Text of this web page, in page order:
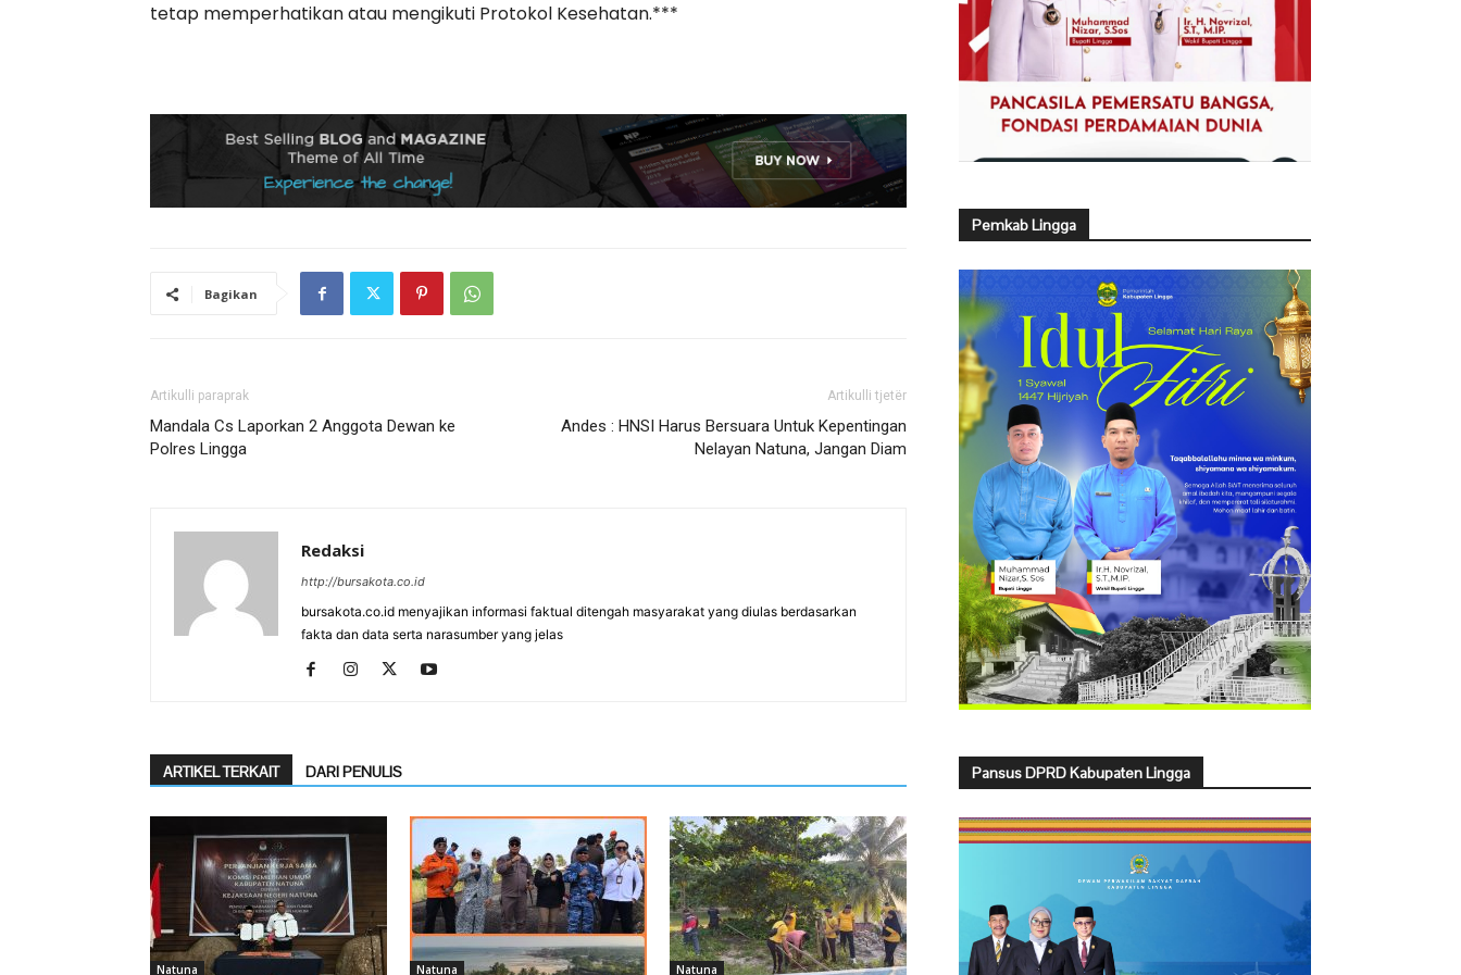
tetap memperhatikan atau mengikuti Protokol Kesehatan.***
Bagikan
Artikulli paraprak
Mandala Cs Laporkan 2 Anggota Dewan ke
Polres Lingga
Artikulli tjetër
Andes : HNSI Harus Bersuara Untuk Kepentingan
Nelayan Natuna, Jangan Diam
Redaksi
http://bursakota.co.id
bursakota.co.id menyajikan informasi faktual ditengah masyarakat yang diulas berdasarkan
fakta dan data serta narasumber yang jelas
ARTIKEL TERKAIT DARI PENULIS
Natuna Natuna Natuna
Pemkab Lingga
Pansus DPRD Kabupaten Lingga